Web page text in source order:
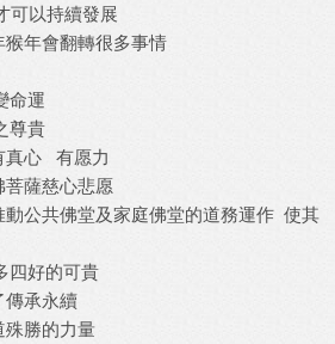
可以持續發展
年會翻轉很多事情
命運
尊貴
真心 有愿力
薩慈心悲愿
公共佛堂及家庭佛堂的道務運作 使其
四好的可貴
承永續
勝的力量